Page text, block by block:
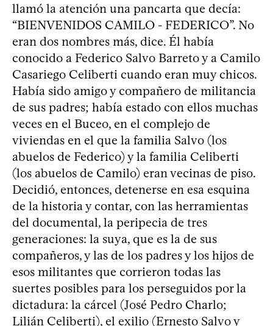
llamó la atención una pancarta que decía:
“BIENVENIDOS CAMILO - FEDERICO”. No
eran dos nombres más, dice. Él había
conocido a Federico Salvo Barreto y a Camilo
Casariego Celiberti cuando eran muy chicos.
Había sido amigo y compañero de militancia
de sus padres; había estado con ellos muchas
veces en el Buceo, en el complejo de
viviendas en el que la familia Salvo (los
abuelos de Federico) y la familia Celiberti
(los abuelos de Camilo) eran vecinas de piso.
Decidió, entonces, detenerse en esa esquina
de la historia y contar, con las herramientas
del documental, la peripecia de tres
generaciones: la suya, que es la de sus
compañeros, y las de los padres y los hijos de
esos militantes que corrieron todas las
suertes posibles para los perseguidos por la
dictadura: la cárcel (José Pedro Charlo;
Lilián Celiberti), el exilio (Ernesto Salvo y